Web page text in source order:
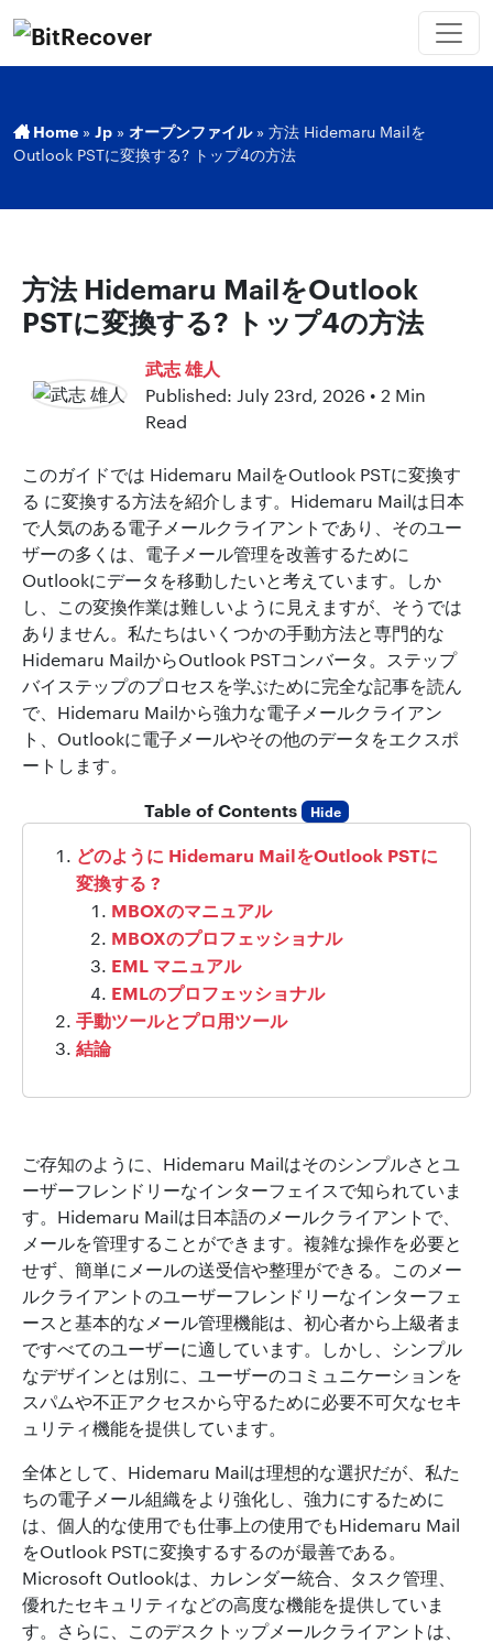
Home » Jp » オープンファイル » 方法 Hidemaru Mailを
Outlook PSTに変換する? トップ4の方法
方法 Hidemaru MailをOutlook
PSTに変換する? トップ4の方法
武志 雄人
Published: July 23rd, 2026 • 2 Min
Read
このガイドでは Hidemaru MailをOutlook PSTに変換す
る に変換する方法を紹介します。Hidemaru Mailは日本
で人気のある電子メールクライアントであり、そのユー
ザーの多くは、電子メール管理を改善するために
Outlookにデータを移動したいと考えています。しか
し、この変換作業は難しいように見えますが、そうでは
ありません。私たちはいくつかの手動方法と専門的な
Hidemaru MailからOutlook PSTコンバータ。ステップ
バイステップのプロセスを学ぶために完全な記事を読ん
で、Hidemaru Mailから強力な電子メールクライアン
ト、Outlookに電子メールやその他のデータをエクスポ
ートします。
Table of Contents Hide
どのように Hidemaru MailをOutlook PSTに
変換する ?
MBOXのマニュアル
MBOXのプロフェッショナル
EML マニュアル
EMLのプロフェッショナル
手動ツールとプロ用ツール
結論
ご存知のように、Hidemaru Mailはそのシンプルさとユ
ーザーフレンドリーなインターフェイスで知られていま
す。Hidemaru Mailは日本語のメールクライアントで、
メールを管理することができます。複雑な操作を必要と
せず、簡単にメールの送受信や整理ができる。このメー
ルクライアントのユーザーフレンドリーなインターフェ
ースと基本的なメール管理機能は、初心者から上級者ま
ですべてのユーザーに適しています。しかし、シンプル
なデザインとは別に、ユーザーのコミュニケーションを
スパムや不正アクセスから守るために必要不可欠なセキ
ュリティ機能を提供しています。
全体として、Hidemaru Mailは理想的な選択だが、私た
ちの電子メール組織をより強化し、強力にするために
は、個人的な使用でも仕事上の使用でもHidemaru Mail
をOutlook PSTに変換するするのが最善である。
Microsoft Outlookは、カレンダー統合、タスク管理、
優れたセキュリティなどの高度な機能を提供していま
す。さらに、このデスクトップメールクライアントは、